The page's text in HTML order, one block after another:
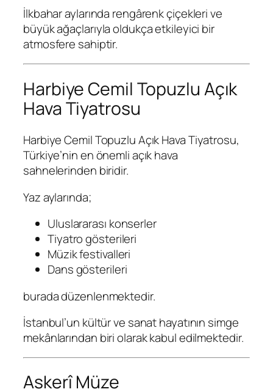
İlkbahar aylarında rengârenk çiçekleri ve
büyük ağaçlarıyla oldukça etkileyici bir
atmosfere sahiptir.
Harbiye Cemil Topuzlu Açık
Hava Tiyatrosu
Harbiye Cemil Topuzlu Açık Hava Tiyatrosu,
Türkiye’nin en önemli açık hava
sahnelerinden biridir.
Yaz aylarında;
Uluslararası konserler
Tiyatro gösterileri
Müzik festivalleri
Dans gösterileri
burada düzenlenmektedir.
İstanbul’un kültür ve sanat hayatının simge
mekânlarından biri olarak kabul edilmektedir.
Askerî Müze